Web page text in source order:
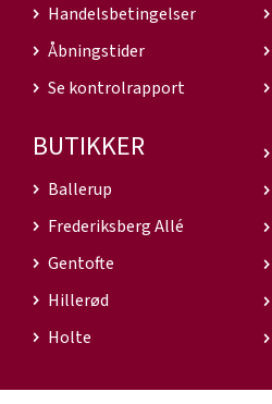
Handelsbetingelser
Åbningstider
Se kontrolrapport
BUTIKKER
Ballerup
Frederiksberg Allé
Gentofte
Hillerød
Holte